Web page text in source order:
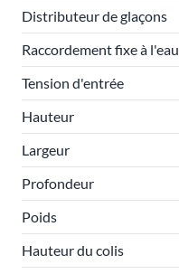
Distributeur de glaçons
Raccordement fixe à l'eau
Tension d'entrée
Hauteur
Largeur
Profondeur
Poids
Hauteur du colis